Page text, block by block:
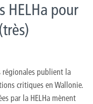
HELHa pour
régionales publient la
critiques en Wallonie.
par la HELHa mènent